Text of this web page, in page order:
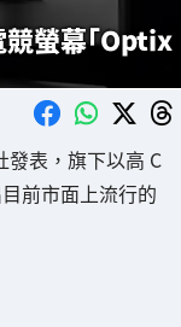
螢幕「Optix
表，旗下以高 C
前市面上流行的